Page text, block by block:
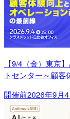
【9/4（金）東京
トセンター～顧
開催前2026年9月